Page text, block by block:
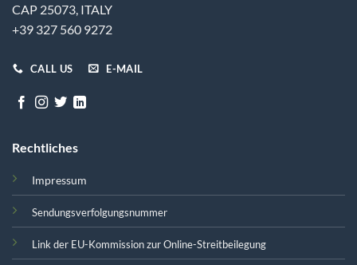
CAP 25073, ITALY
+39 327 560 9272
CALL US E-MAIL
Rechtliches
Impressum
Sendungsverfolgungsnummer
Link der EU-Kommission zur Online-Streitbeilegung